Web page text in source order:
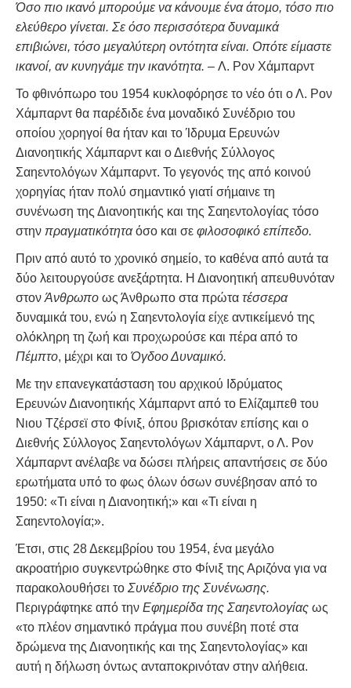
Όσο πιο ικανό µπορούµε να κάνουµε ένα άτοµο, τόσο πιο
ελεύθερο γίνεται. Σε όσο περισσότερα δυναµικά
επιβιώνει, τόσο µεγαλύτερη οντότητα είναι. Οπότε είµαστε
ικανοί, αν κυνηγάµε την ικανότητα. – Λ. Ρον Χάμπαρντ
Το φθινόπωρο του 1954 κυκλοφόρησε το νέο ότι ο Λ. Ρον
Χάμπαρντ θα παρέδιδε ένα µοναδικό Συνέδριο του
οποίου χορηγοί θα ήταν και το Ίδρυµα Ερευνών
Διανοητικής Χάµπαρντ και ο Διεθνής Σύλλογος
Σαηεντολόγων Χάµπαρντ. Το γεγονός της από κοινού
χορηγίας ήταν πολύ σηµαντικό γιατί σήµαινε τη
συνένωση της Διανοητικής και της Σαηεντολογίας τόσο
στην πραγµατικότηταόσο και σε φιλοσοφικό επίπεδο.
Πριν από αυτό το χρονικό σηµείο, το καθένα από αυτά τα
δύο λειτουργούσε ανεξάρτητα. Η Διανοητική απευθυνόταν
στον Άνθρωπο ως Άνθρωπο στα πρώτα τέσσερα
δυναµικά του, ενώ η Σαηεντολογία είχε αντικείµενό της
ολόκληρη τη ζωή και προχωρούσε και πέρα από το
Πέµπτο, µέχρι και το Όγδοο Δυναµικό.
Με την επανεγκατάσταση του αρχικού Ιδρύµατος
Ερευνών Διανοητικής Χάµπαρντ από το Ελίζαµπεθ του
Νιου Τζέρσεϊ στο Φίνιξ, όπου βρισκόταν επίσης και ο
Διεθνής Σύλλογος Σαηεντολόγων Χάµπαρντ, ο Λ. Ρον
Χάμπαρντ ανέλαβε να δώσει πλήρεις απαντήσεις σε δύο
ερωτήµατα υπό το φως όλων όσων συνέβησαν από το
1950: «Τι είναι η Διανοητική;» και «Τι είναι η
Σαηεντολογία;».
Έτσι, στις 28 Δεκεµβρίου του 1954, ένα µεγάλο
ακροατήριο συγκεντρώθηκε στο Φίνιξ της Αριζόνα για να
παρακολουθήσει το Συνέδριο της Συνένωσης.
Περιγράφτηκε από την Εφηµερίδα της Σαηεντολογίας ως
«το πλέον σηµαντικό πράγµα που συνέβη ποτέ στα
δρώµενα της Διανοητικής και της Σαηεντολογίας» και
αυτή η δήλωση όντως ανταποκρινόταν στην αλήθεια.